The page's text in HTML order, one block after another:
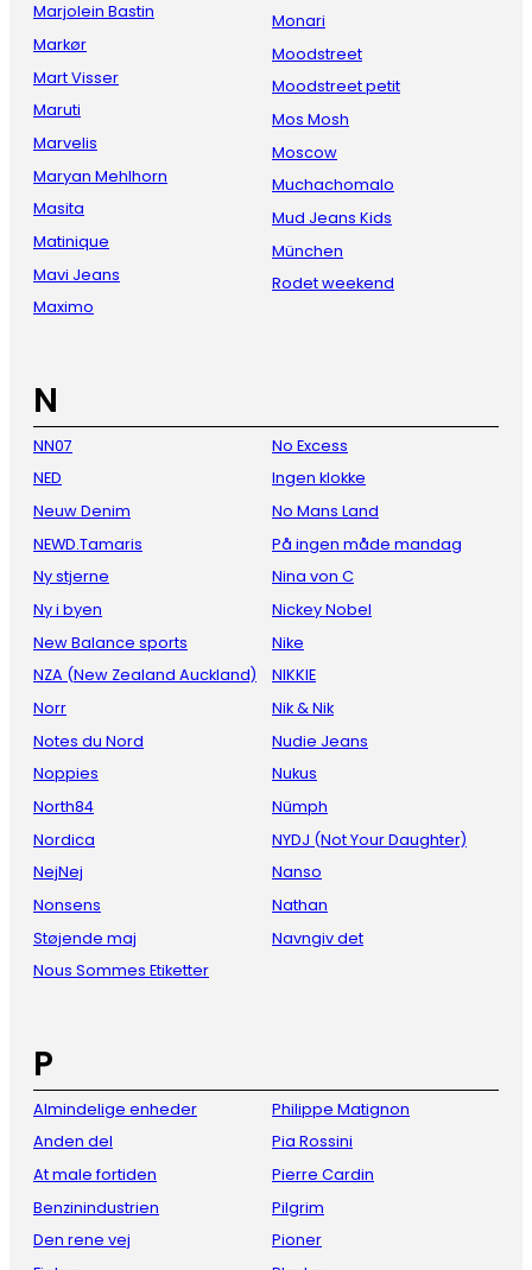
Marjolein Bastin
Markør
Mart Visser
Maruti
Marvelis
Maryan Mehlhorn
Masita
Matinique
Mavi Jeans
Maximo
Monari
Moodstreet
Moodstreet petit
Mos Mosh
Moscow
Muchachomalo
Mud Jeans Kids
München
Rodet weekend
N
NN07
NED
Neuw Denim
NEWD.Tamaris
Ny stjerne
Ny i byen
New Balance sports
NZA (New Zealand Auckland)
Norr
Notes du Nord
Noppies
North84
Nordica
NejNej
Nonsens
Støjende maj
Nous Sommes Etiketter
No Excess
Ingen klokke
No Mans Land
På ingen måde mandag
Nina von C
Nickey Nobel
Nike
NIKKIE
Nik & Nik
Nudie Jeans
Nukus
Nümph
NYDJ (Not Your Daughter)
Nanso
Nathan
Navngiv det
P
Almindelige enheder
Anden del
At male fortiden
Benzinindustrien
Den rene vej
Philippe Matignon
Pia Rossini
Pierre Cardin
Pilgrim
Pioner